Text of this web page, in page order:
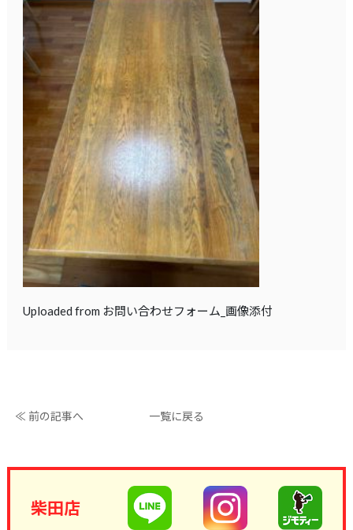
Uploaded from お問い合わせフォーム_画像添付
≪ 前の記事へ 一覧に戻る
柴田店